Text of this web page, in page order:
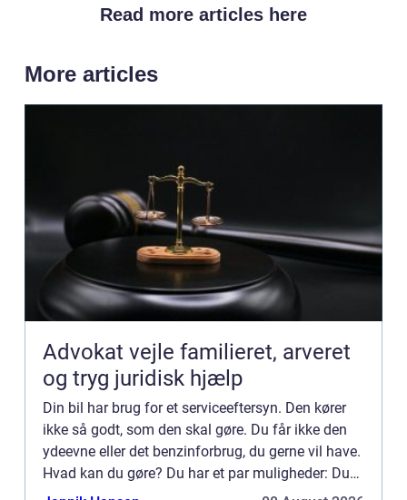
Read more articles here
More articles
Advokat vejle familieret, arveret
og tryg juridisk hjælp
Din bil har brug for et serviceeftersyn. Den kører
ikke så godt, som den skal gøre. Du får ikke den
ydeevne eller det benzinforbrug, du gerne vil have.
Hvad kan du gøre? Du har et par muligheder: Du
kan tage den til forhandleren, ringe til en